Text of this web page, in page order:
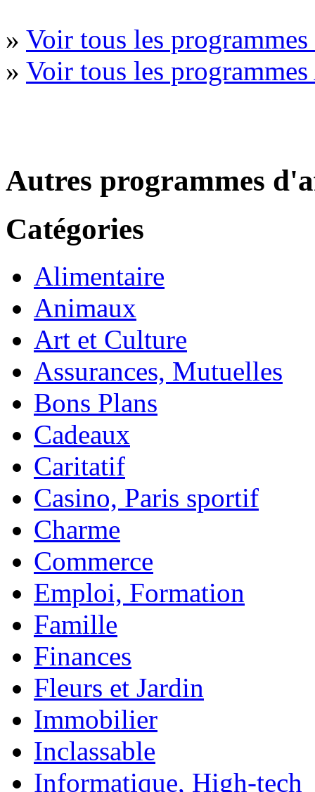
» Voir tous les
» Voir tous les
Autres programmes
Catégories
Alimentaire
Animaux
Art et Culture
Assurances, Mutuelles
Bons Plans
Cadeaux
Caritatif
Casino, Paris sportif
Charme
Commerce
Emploi, Formation
Famille
Finances
Fleurs et Jardin
Immobilier
Inclassable
Informatique, High-tech